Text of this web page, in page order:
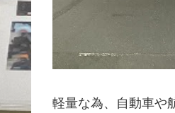
軽量な為、自動車や